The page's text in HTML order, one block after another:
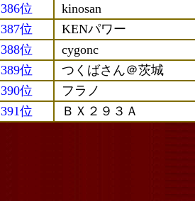
386位
kinosan
387位
KENパワー
388位
cygonc
389位
つくばさん＠茨城
390位
フラノ
391位
ＢＸ２９３Ａ